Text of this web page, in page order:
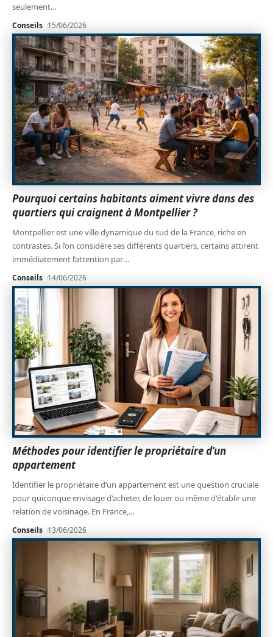
seulement…
Conseils 15/06/2026
Pourquoi certains habitants aiment vivre dans des
quartiers qui craignent à Montpellier ?
Montpellier est une ville dynamique du sud de la France, riche en
contrastes. Si l’on considère ses différents quartiers, certains attirent
immédiatement l’attention par…
Conseils 14/06/2026
Méthodes pour identifier le propriétaire d’un
appartement
Identifier le propriétaire d’un appartement est une question cruciale
pour quiconque envisage d'acheter, de louer ou même d'établir une
relation de voisinage. En France,…
Conseils 13/06/2026